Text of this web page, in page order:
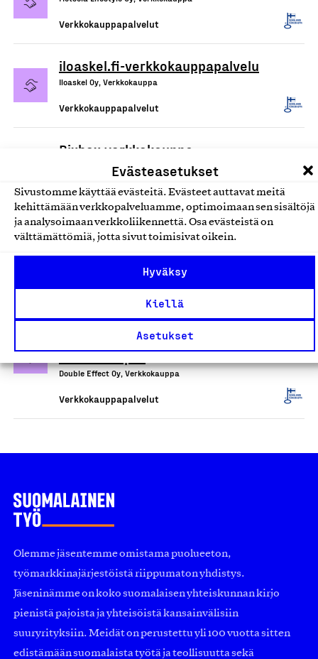
Evästeasetukset
Sivustomme käyttää evästeitä. Evästeet auttavat meitä
kehittämään verkkopalveluamme, optimoimaan sen sisältöjä
ja analysoimaan verkkoliikennettä. Osa evästeistä on
välttämättömiä, jotta sivut toimisivat oikein.
Hyväksy
Kiellä
Asetukset
Verkkokauppapalvelut
iloaskel.fi-verkkokauppapalvelu
Iloaskel Oy, Verkkokauppa
Verkkokauppapalvelut
Bixbox verkkokauppa
Bixbox verkkokauppa, Verkkokauppa
Verkkokauppapalvelut
Kosmos Beauty Lab Oy
Verkkokauppapalvelut
Kaarnavilla.fi ja
DropAndWave.com -
verkkokaupat
Double Effect Oy, Verkkokauppa
Verkkokauppapalvelut
Olemme jäsentemme omistama puolueeton,
työmarkkinajärjestöistä riippumaton yhdistys.
Jäseninämme on koko suomalaisen yhteiskunnan kirjo
pienistä pajoista ja yhteisöistä kansainvälisiin
suuryrityksiin. Meidät on perustettu yli 100 vuotta sitten
edistämään suomalaista työtä ja teollisuutta sekä